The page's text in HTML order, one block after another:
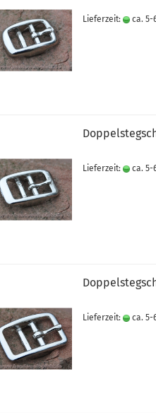
Lieferzeit: ca. 5-
Lieferzeit: ca. 5-
Lieferzeit: ca. 5-